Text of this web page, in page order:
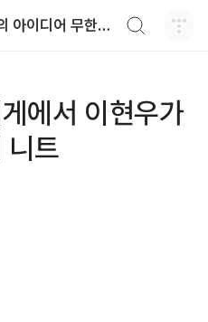
aaidee, 아이디의 아이디어 무한도전
에서 이현우가
니트